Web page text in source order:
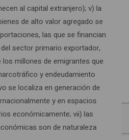
al capital extranjero); v) la
de alto valor agregado se
las que se financian
sector primario exportador,
millones de emigrantes que
y endeudamiento
se localiza en generación de
y en espacios
económicamente; vii) las
son de naturaleza